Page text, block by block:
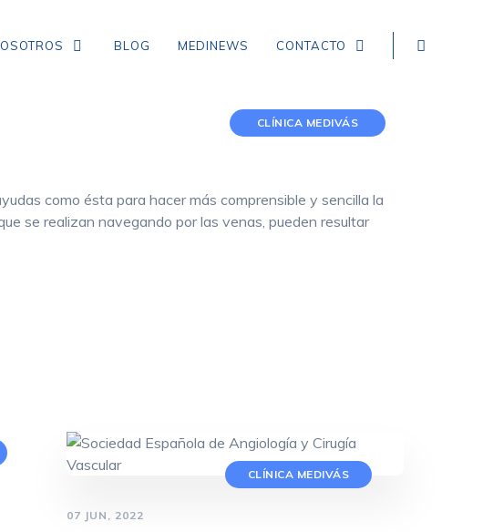
LÁSER
EPILEPSIA
CEFALEA TENSIONAL
NEUROPATÍA PERIFÉRICA
PARKINSON
BLOG MEDINEWS CONTACTO
CLÍNICA MEDIVÁS
como ésta para hacer más comprensible y sencilla la
se realizan navegando por las venas, pueden resultar
CLÍNICA MEDIVÁS
07 JUN, 2022